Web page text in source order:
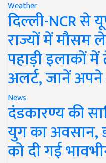
Weather
दिल्ली-NCR से
राज्यों में मौसम
पहाड़ी इलाकों
अलर्ट, जानें
News
दंडकारण्य की
युग का अवसान,
को दी गई